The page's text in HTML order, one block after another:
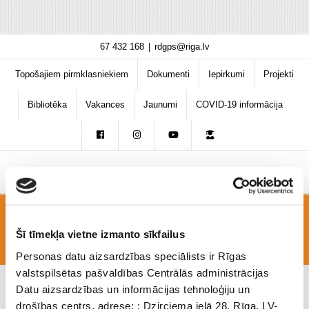
Šī tīmekļa vietne izmanto sīkfailus
Personas datu aizsardzības speciālists ir Rīgas
valstspilsētas pašvaldības Centrālās administrācijas
Datu aizsardzības un informācijas tehnoloģiju un
drošības centrs, adrese: : Dzirciema ielā 28, Rīga, LV-
content
67 432 168 rdgps@riga.lv
Topošajiem pirmklasniekiem Dokumenti Iepirkumi Projekti
Bibliotēka Vakances Jaunumi COVID-19 informācija
Still0901_00025